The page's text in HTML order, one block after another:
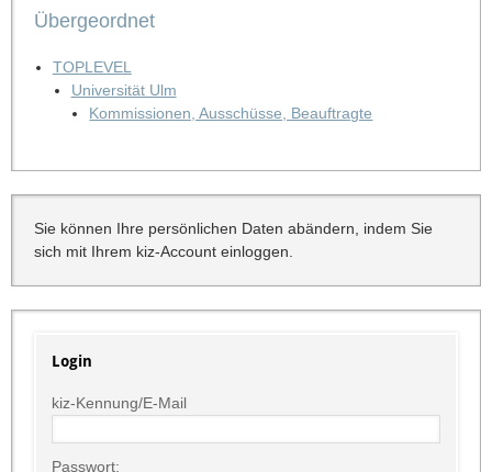
Übergeordnet
TOPLEVEL
Universität Ulm
Kommissionen, Ausschüsse, Beauftragte
Sie können Ihre persönlichen Daten abändern, indem Sie
sich mit Ihrem kiz-Account einloggen.
Login
kiz-Kennung/E-Mail
Passwort: